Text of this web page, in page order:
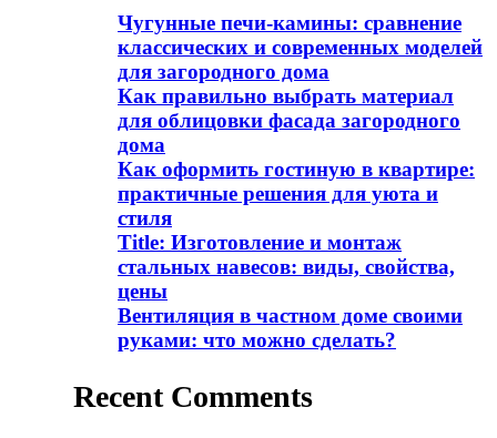
Чугунные печи-камины: сравнение
классических и современных моделей
для загородного дома
Как правильно выбрать материал
для облицовки фасада загородного
дома
Как оформить гостиную в квартире:
практичные решения для уюта и
стиля
Title: Изготовление и монтаж
стальных навесов: виды, свойства,
цены
Вентиляция в частном доме своими
руками: что можно сделать?
Recent Comments